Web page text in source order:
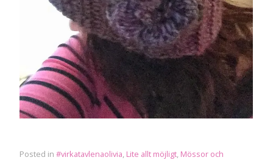
Posted in#virkatavlenaolivia, Lite allt möjligt, Mössor och